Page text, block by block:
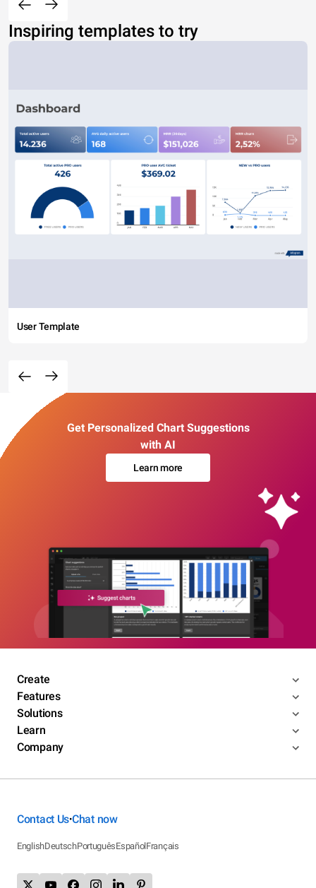
Inspiring templates to try
User Template
Get Personalized Chart Suggestions
with AI
Learn more
Create
Features
Solutions
Learn
Company
Contact Us•Chat now
EnglishDeutschPortuguêsEspañolFrançais